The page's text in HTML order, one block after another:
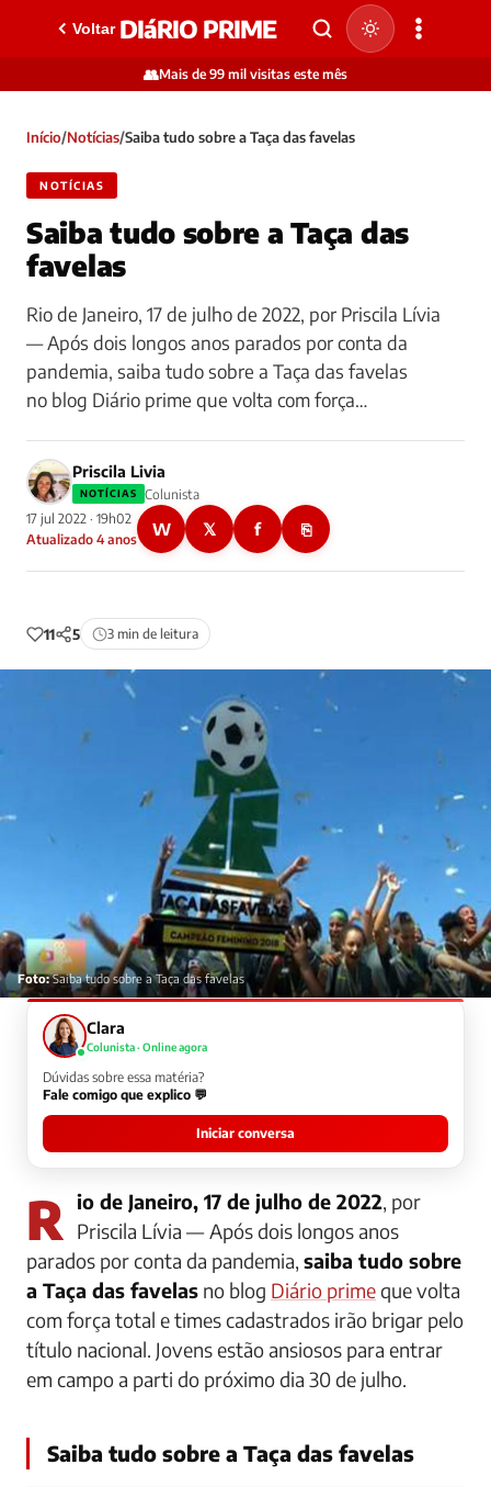
Voltar DIáRIO PRIME
👥Mais de 99 mil visitas este mês
Início/Notícias/Saiba tudo sobre a Taça das favelas
NOTÍCIAS
Saiba tudo sobre a Taça das
favelas
Rio de Janeiro, 17 de julho de 2022, por Priscila Lívia
— Após dois longos anos parados por conta da
pandemia, saiba tudo sobre a Taça das favelas
no blog Diário prime que volta com força…
Priscila Livia
NOTÍCIAS
Colunista
17 jul 2022 · 19h02
Atualizado 4 anos
W 𝕏 f ⎘
11 5 3 min de leitura
Foto:Saiba tudo sobre a Taça das favelas
Clara
Colunista · Online agora
Dúvidas sobre essa matéria?
Fale comigo que explico 💬
Iniciar conversa
Rio de Janeiro, 17 de julho de 2022, por
Priscila Lívia — Após dois longos anos
parados por conta da pandemia, saiba tudo sobre
a Taça das favelas no blog Diário primeque volta
com força total e times cadastrados irão brigar pelo
título nacional. Jovens estão ansiosos para entrar
em campo a parti do próximo dia 30 de julho.
Saiba tudo sobre a Taça das favelas